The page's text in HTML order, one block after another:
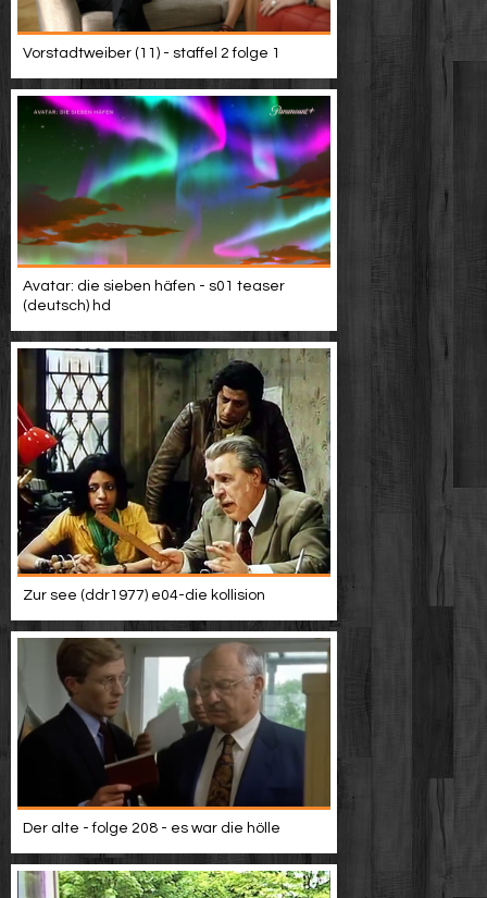
Vorstadtweiber (11) - staffel 2 folge 1
Avatar: die sieben häfen - s01 teaser
(deutsch) hd
Zur see (ddr1977) e04-die kollision
Der alte - folge 208 - es war die hölle